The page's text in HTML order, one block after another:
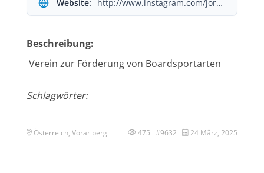
Website: http://www.instagram.com/joralulu
Beschreibung:
Verein zur Förderung von Boardsportarten
Schlagwörter:
Österreich, Vorarlberg 475 #9632 24 März, 2025